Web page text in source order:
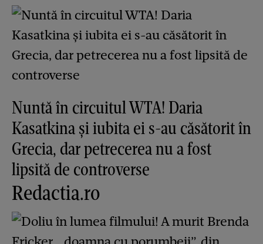
Nuntă în circuitul WTA! Daria
Kasatkina și iubita ei s-au căsătorit în
Grecia, dar petrecerea nu a fost
lipsită de controverse
Redactia.ro